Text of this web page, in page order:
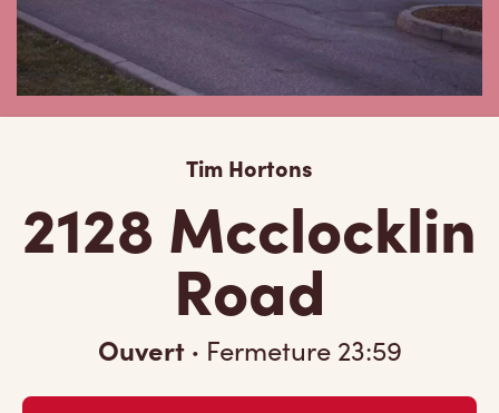
Tim Hortons
2128 Mcclocklin
Road
Ouvert · Fermeture 23:59